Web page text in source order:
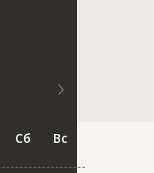
Сб Вс